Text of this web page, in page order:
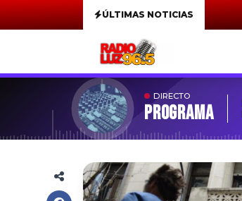
ÚLTIMAS NOTICIAS
DIRECTO
Programa